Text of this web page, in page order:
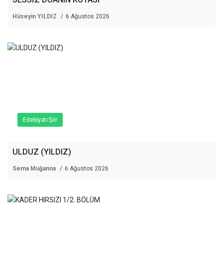
Hüseyin YILDIZ 6 Ağustos 2026
Edebiyat/Şiir
ULDUZ (YILDIZ)
Sema Muğanna 6 Ağustos 2026